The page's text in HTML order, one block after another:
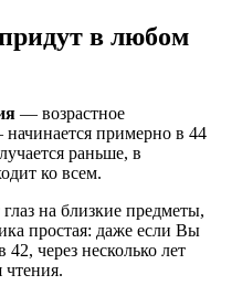
в любом
— возрастное
примерно в 44
раньше, в
ко всем.
на близкие предметы,
простая: даже если Вы
42, через несколько лет